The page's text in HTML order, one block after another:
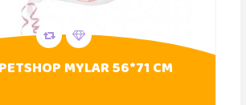
MYLAR 56*71 CM